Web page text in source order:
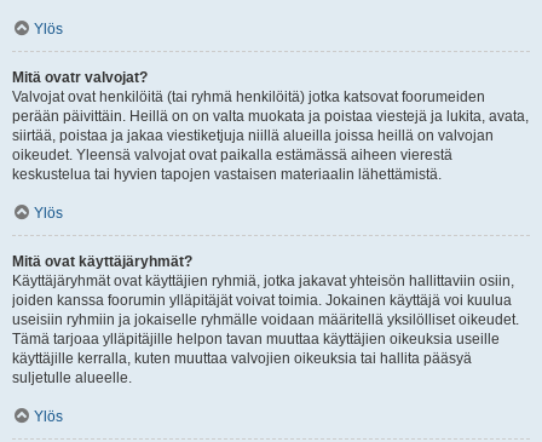
Ylös
Mitä ovatr valvojat?
Valvojat ovat henkilöitä (tai ryhmä henkilöitä) jotka katsovat foorumeiden
perään päivittäin. Heillä on on valta muokata ja poistaa viestejä ja lukita, avata,
siirtää, poistaa ja jakaa viestiketjuja niillä alueilla joissa heillä on valvojan
oikeudet. Yleensä valvojat ovat paikalla estämässä aiheen vierestä
keskustelua tai hyvien tapojen vastaisen materiaalin lähettämistä.
Ylös
Mitä ovat käyttäjäryhmät?
Käyttäjäryhmät ovat käyttäjien ryhmiä, jotka jakavat yhteisön hallittaviin osiin,
joiden kanssa foorumin ylläpitäjät voivat toimia. Jokainen käyttäjä voi kuulua
useisiin ryhmiin ja jokaiselle ryhmälle voidaan määritellä yksilölliset oikeudet.
Tämä tarjoaa ylläpitäjille helpon tavan muuttaa käyttäjien oikeuksia useille
käyttäjille kerralla, kuten muuttaa valvojien oikeuksia tai hallita pääsyä
suljetulle alueelle.
Ylös